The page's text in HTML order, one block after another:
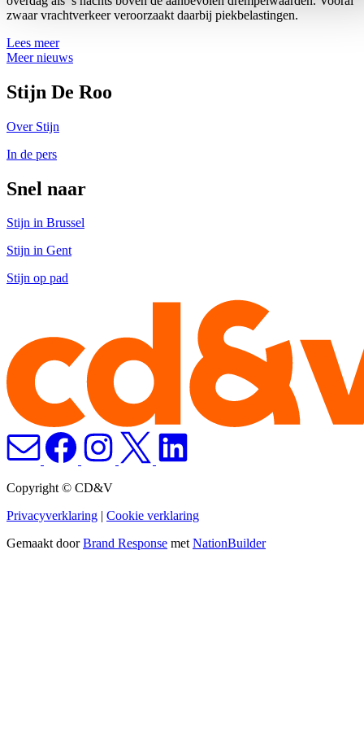
zwaar vrachtverkeer veroorzaakt daarbij piekbelastingen.
Lees meer
Meer nieuws
Stijn De Roo
Over Stijn
In de pers
Snel naar
Stijn in Brussel
Stijn in Gent
Stijn op pad
Copyright © CD&V
Privacyverklaring | Cookie verklaring
Gemaakt doorBrand Response metNationBuilder